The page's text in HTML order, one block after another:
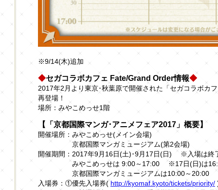
※9/14(木)追加
◆セガコラボカフェ Fate/Grand Order情報◆
2017年2月より東京･秋葉原で開催された「セガコラボカ
再登場！
場所：みやこめっせ1階
【「京都国際マンガ･アニメフェア2017」概要】
開催場所：みやこめっせ(メイン会場)
京都国際マンガミュージアム(第2会場)
開催期間：2017年9月16日(土)･9月17日(日) ※入場は終
みやこめっせは 9:00～17:00 ※17日(日)は
京都国際マンガミュージアムは10:00～20:00
入場券：①優先入場券(http://kyomaf.kyoto/tickets/priority/